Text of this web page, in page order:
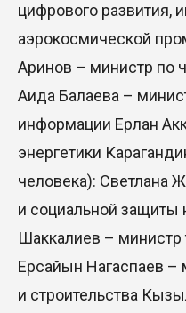
цифрового развития,
аэрокосмической
Аринов – министр по
Аида Балаева –
информации Ерлан
энергетики
человека): Светлана
и социальной защиты
Шаккалиев – министр
Ерсайын Нагаспаев
и строительства